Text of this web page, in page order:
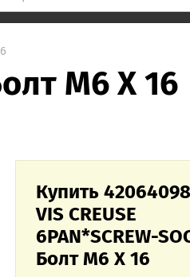
M6 X 16
Купить
VIS CREUSE
6PAN*SCREW-
Болт M6 X 16